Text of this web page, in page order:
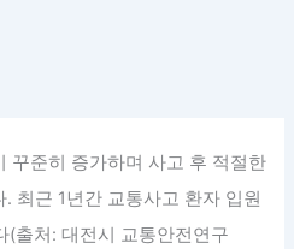
꾸준히 증가하며 사고 후 적절한
최근 1년간 교통사고 환자 입원
(출처: 대전시 교통안전연구